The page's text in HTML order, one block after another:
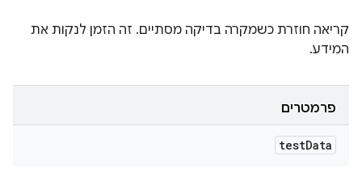
קריאה חוזרת כשמקרה בדיקה מסתיים. זה הזמן לנקות את
המידע.
פרמטרים
testData